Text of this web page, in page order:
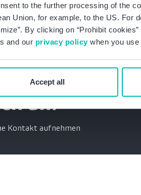
to the further processing of the
Union, for example, to the US. For
By clicking on “Prohibit
and our privacy policy when you
Accept all
mich
an.
Kontakt aufnehmen